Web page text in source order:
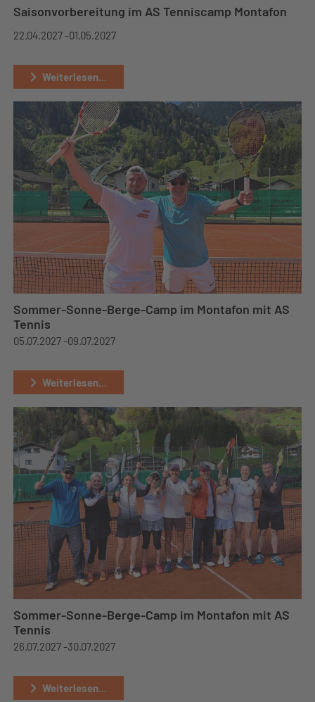
Saisonvorbereitung im AS Tenniscamp Montafon
22.04.2027 -01.05.2027
Weiterlesen...
Sommer-Sonne-Berge-Camp im Montafon mit AS
Tennis
05.07.2027 -09.07.2027
Weiterlesen...
Sommer-Sonne-Berge-Camp im Montafon mit AS
Tennis
26.07.2027 -30.07.2027
Weiterlesen...